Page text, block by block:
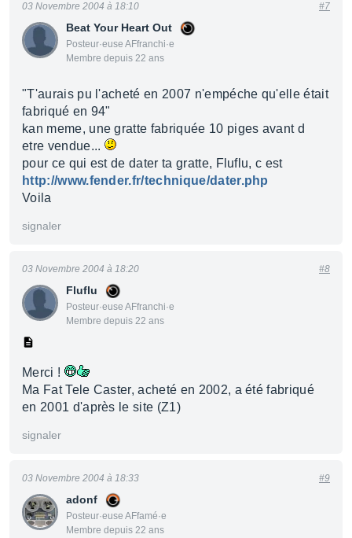
Beat Your Heart Out
Posteur·euse AFfranchi·e
Membre depuis 22 ans
03 Novembre 2004 à 18:10 #7
"T'aurais pu l'acheté en 2007 n'empéche qu'elle était
fabriqué en 94"
kan meme, une gratte fabriquée 10 piges avant d
etre vendue...
pour ce qui est de dater ta gratte, Fluflu, c est
http://www.fender.fr/technique/dater.php
Voila
signaler
Fluflu
Posteur·euse AFfranchi·e
Membre depuis 22 ans
03 Novembre 2004 à 18:20 #8
Merci !
Ma Fat Tele Caster, acheté en 2002, a été fabriqué
en 2001 d'après le site (Z1)
signaler
adonf
Posteur·euse AFfamé·e
Membre depuis 22 ans
03 Novembre 2004 à 18:33 #9